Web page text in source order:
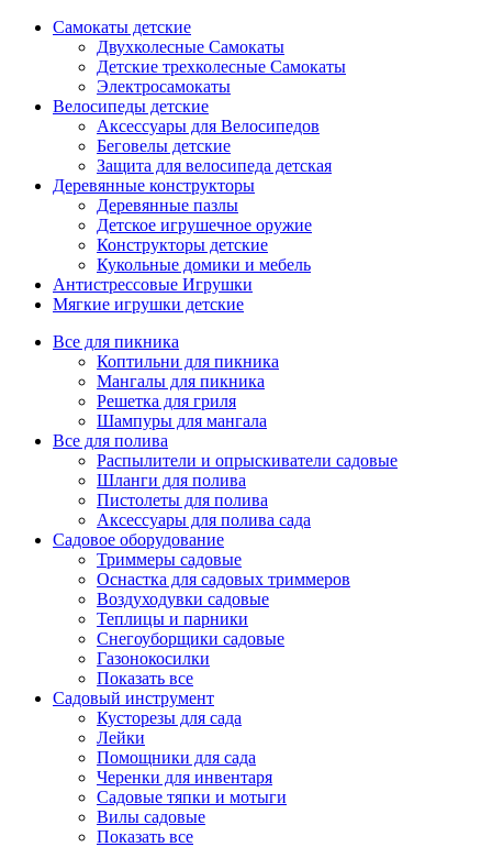
Самокаты детские
Двухколесные Cамокаты
Детские трехколесные Самокаты
Электросамокаты
Велосипеды детские
Аксессуары для Велосипедов
Беговелы детские
Защита для велосипеда детская
Деревянные конструкторы
Деревянные пазлы
Детское игрушечное оружие
Конструкторы детские
Кукольные домики и мебель
Антистрессовые Игрушки
Мягкие игрушки детские
Все для пикника
Коптильни для пикника
Мангалы для пикника
Решетка для гриля
Шампуры для мангала
Все для полива
Распылители и опрыскиватели садовые
Шланги для полива
Пистолеты для полива
Аксессуары для полива сада
Садовое оборудование
Триммеры садовые
Оснастка для садовых триммеров
Воздуходувки садовые
Теплицы и парники
Снегоуборщики садовые
Газонокосилки
Показать все
Садовый инструмент
Кусторезы для сада
Лейки
Помощники для сада
Черенки для инвентаря
Садовые тяпки и мотыги
Вилы садовые
Показать все